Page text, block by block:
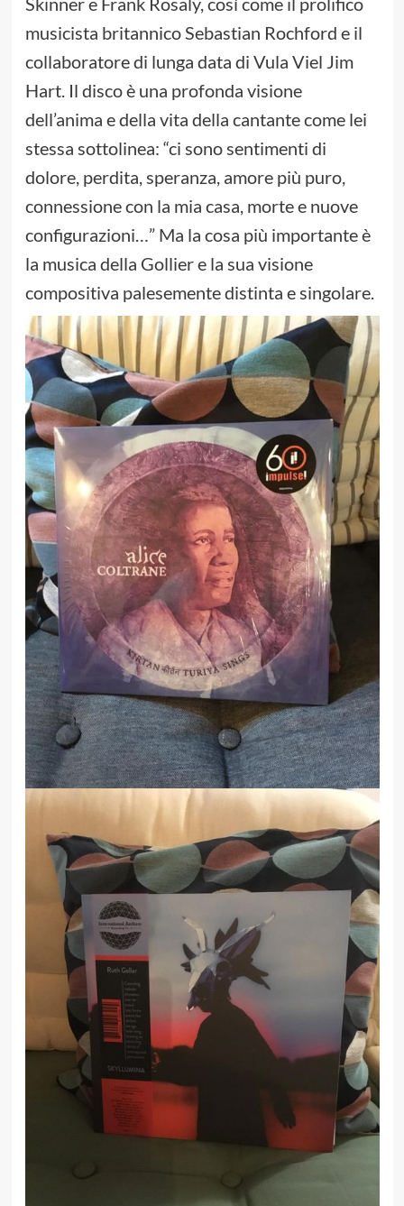
musicista britannico Sebastian Rochford e il
collaboratore di lunga data di Vula Viel Jim
Hart. Il disco è una profonda visione
dell’anima e della vita della cantante come lei
stessa sottolinea: “ci sono sentimenti di
dolore, perdita, speranza, amore più puro,
connessione con la mia casa, morte e nuove
configurazioni…” Ma la cosa più importante è
la musica della Gollier e la sua visione
compositiva palesemente distinta e singolare.